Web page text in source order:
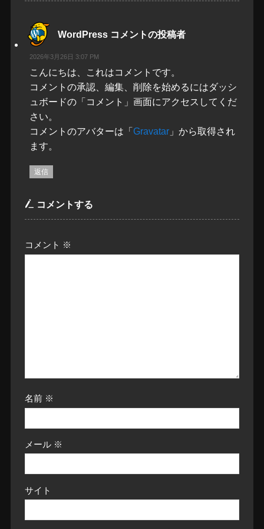
WordPress コメントの投稿者
2026年3月26日 3:07 PM
こんにちは、これはコメントです。
コメントの承認、編集、削除を始めるにはダッシ
ュボードの「コメント」画面にアクセスしてくだ
さい。
コメントのアバターは「Gravatar 」から取得され
ます。
返信
コメントする
コメント ※
名前 ※
メール ※
サイト